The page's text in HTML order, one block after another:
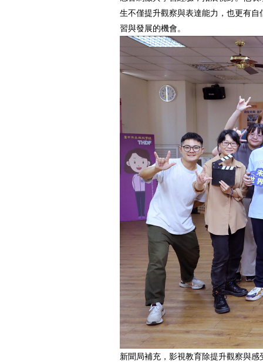
生不僅提升觀察與表達能力，也更有
習與發展的機會。
新聞局補充，影視教育除提升觀察與